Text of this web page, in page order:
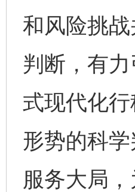
和风险挑
判断，有
式现代化
形势的科
服务大局